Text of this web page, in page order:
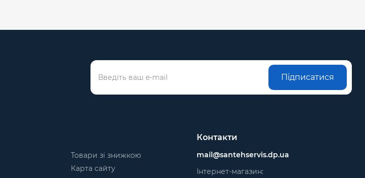
Підписатися
Товари зі знижкою
Карта сайту
Контакти
mail@santehservis.dp.ua
Інтернет-магазин: